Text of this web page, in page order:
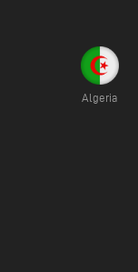
Algeria